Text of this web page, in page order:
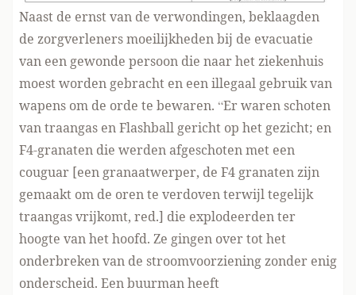
Naast de ernst van de verwondingen, beklaagden
de zorgverleners moeilijkheden bij de evacuatie
van een gewonde persoon die naar het ziekenhuis
moest worden gebracht en een illegaal gebruik van
wapens om de orde te bewaren. “Er waren schoten
van traangas en Flashball gericht op het gezicht; en
F4-granaten die werden afgeschoten met een
couguar [een granaatwerper, de F4 granaten zijn
gemaakt om de oren te verdoven terwijl tegelijk
traangas vrijkomt, red.] die explodeerden ter
hoogte van het hoofd. Ze gingen over tot het
onderbreken van de stroomvoorziening zonder enig
onderscheid. Een buurman heeft